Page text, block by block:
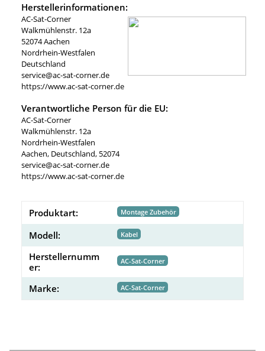
Herstellerinformationen:
AC-Sat-Corner
Walkmühlenstr. 12a
52074 Aachen
Nordrhein-Westfalen
Deutschland
service@ac-sat-corner.de
https://www.ac-sat-corner.de
Verantwortliche Person für die EU:
AC-Sat-Corner
Walkmühlenstr. 12a
Nordrhein-Westfalen
Aachen, Deutschland, 52074
service@ac-sat-corner.de
https://www.ac-sat-corner.de
Produktart: Montage Zubehör
Modell: Kabel
Herstellernumm
er:
AC-Sat-Corner
Marke: AC-Sat-Corner